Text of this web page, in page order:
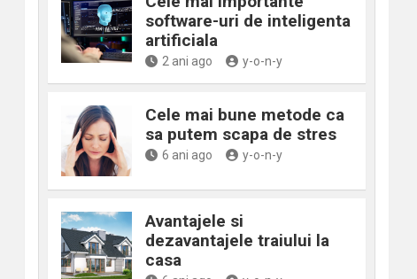
software-uri de inteligenta
artificiala
2 ani ago y-o-n-y
Cele mai bune metode ca
sa putem scapa de stres
6 ani ago y-o-n-y
Avantajele si
dezavantajele traiului la
casa